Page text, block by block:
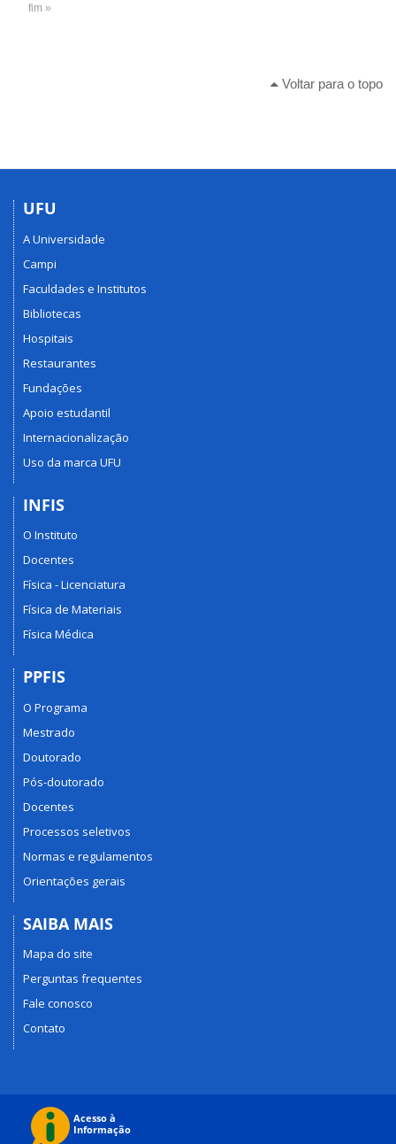
fim »
Voltar para o topo
UFU
A Universidade
Campi
Faculdades e Institutos
Bibliotecas
Hospitais
Restaurantes
Fundações
Apoio estudantil
Internacionalização
Uso da marca UFU
INFIS
O Instituto
Docentes
Física - Licenciatura
Física de Materiais
Física Médica
PPFIS
O Programa
Mestrado
Doutorado
Pós-doutorado
Docentes
Processos seletivos
Normas e regulamentos
Orientações gerais
SAIBA MAIS
Mapa do site
Perguntas frequentes
Fale conosco
Contato